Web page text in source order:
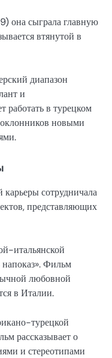
она сыграла главную
втянутой в
диапазон
и
работать в турецком
новыми
сотрудничала
представляющих
итальянской
Фильм
любовной
в Италии.
турецкой
рассказывает о
и стереотипами